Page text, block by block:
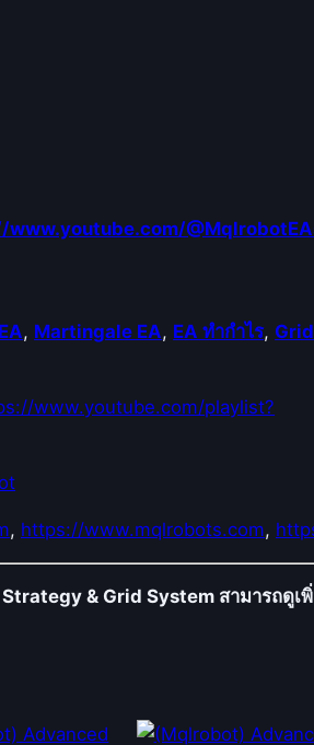
ม
r
T
n
g
e
www.youtube.com/
, Martingale EA, EA ทำกำไร,
www.youtube.com/playlist?
, https://www.mqlrobots.com,
& Grid System สามารถดูเ